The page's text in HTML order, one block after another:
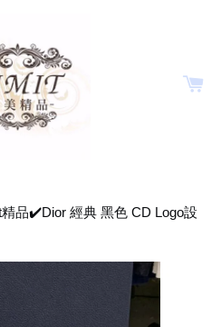
精品✔️Dior 經典 黑色 CD Logo設